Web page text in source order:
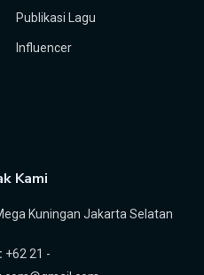
Publikasi Lagu
Influencer
Kami
Kuningan Jakarta Selatan
+62 21 -